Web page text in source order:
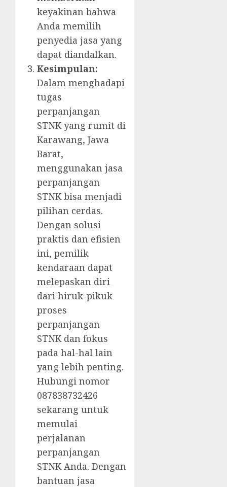
keyakinan bahwa
Anda memilih
penyedia jasa yang
dapat diandalkan.
Kesimpulan:
Dalam menghadapi
tugas
perpanjangan
STNK yang rumit di
Karawang, Jawa
Barat,
menggunakan jasa
perpanjangan
STNK bisa menjadi
pilihan cerdas.
Dengan solusi
praktis dan efisien
ini, pemilik
kendaraan dapat
melepaskan diri
dari hiruk-pikuk
proses
perpanjangan
STNK dan fokus
pada hal-hal lain
yang lebih penting.
Hubungi nomor
087838732426
sekarang untuk
memulai
perjalanan
perpanjangan
STNK Anda. Dengan
bantuan jasa